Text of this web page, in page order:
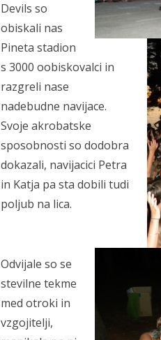
Devils so
obiskali nas
Pineta stadion
s 3000 oobiskovalci in
razgreli nase
nadebudne navijace.
Svoje akrobatske
sposobnosti so dodobra
dokazali, navijacici Petra
in Katja pa sta dobili tudi
poljub na lica.
Odvijale so se
stevilne tekme
med otroki in
vzgojitelji,